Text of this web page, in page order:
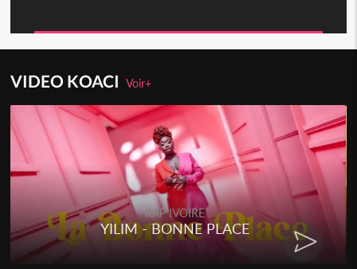
VIDEO KOACIVoir+
RAP IVOIRE
YILIM - BONNE PLACE